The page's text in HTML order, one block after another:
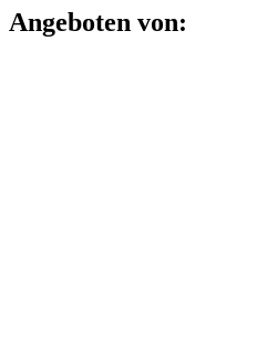
Angeboten von: